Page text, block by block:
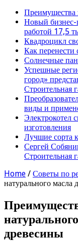
Преимущества
Новый бизнес-
работой 17,5
Квадроцикл
Как перенести
Солнечные
Успешные
город»
Строительная
виды и
Электрокотел
изготовления
Лучшие сорта
Сергей
Строительная
Home / Советы по
натурального масла
древесины